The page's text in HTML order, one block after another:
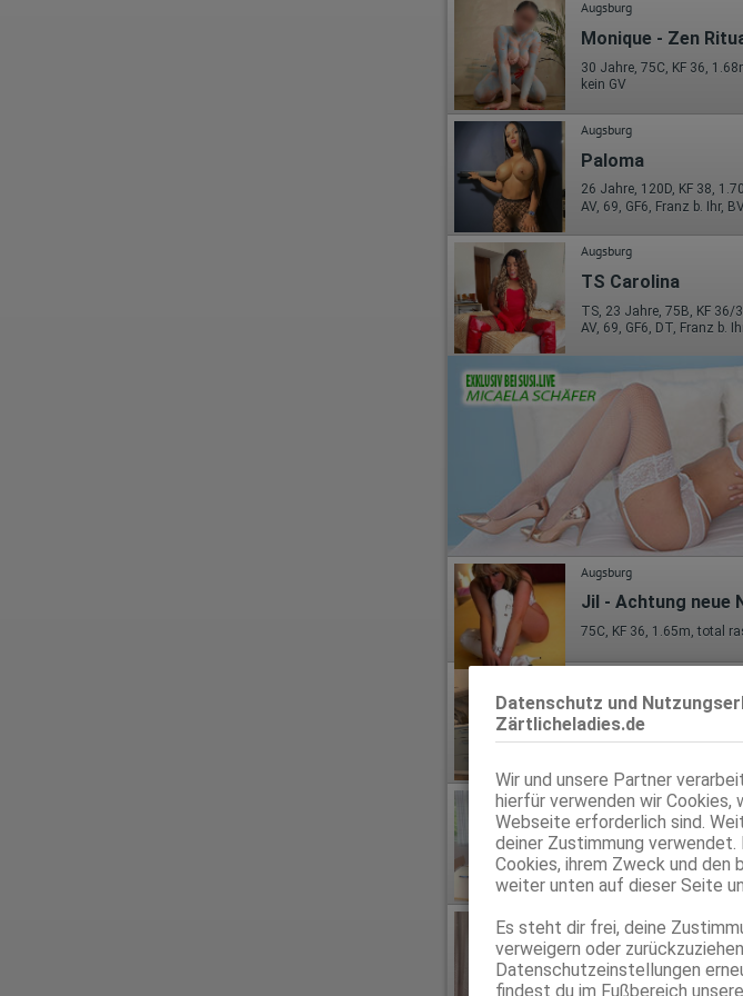
Datenschutz und
Zärtlicheladies.de
Wir und unsere Partner
hierfür verwenden wir
Webseite erforderlich sind.
deiner Zustimmung verwendet.
Cookies, ihrem Zweck und
weiter unten auf dieser Seite
Es steht dir frei, deine
verweigern oder
Datenschutzeinstellungen
findest du im Fußbereich
Augsburg
Monique - Zen
30 Jahre, 75C, KF 36,
kein GV
Augsburg
Paloma
26 Jahre, 120D, KF 38,
AV, 69, GF6, Franz b. Ihr,
Augsburg
TS Carolina
TS, 23 Jahre, 75B, KF
AV, 69, GF6, DT, Franz b.
Augsburg
Jil - Achtung neue
75C, KF 36, 1.65m, total
Elissa
Augsburg
Cici
75B, KF 36, 1.60m, 50
ZK, 69, GF6, Franz b. Ihr,
Augsburg
Anne - WhatsApp
75B, KF 34/36, 1.60m,